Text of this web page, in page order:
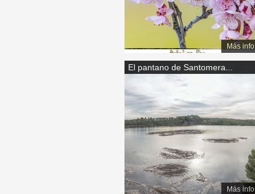
Más info
El pantano de Santomera...
Más info